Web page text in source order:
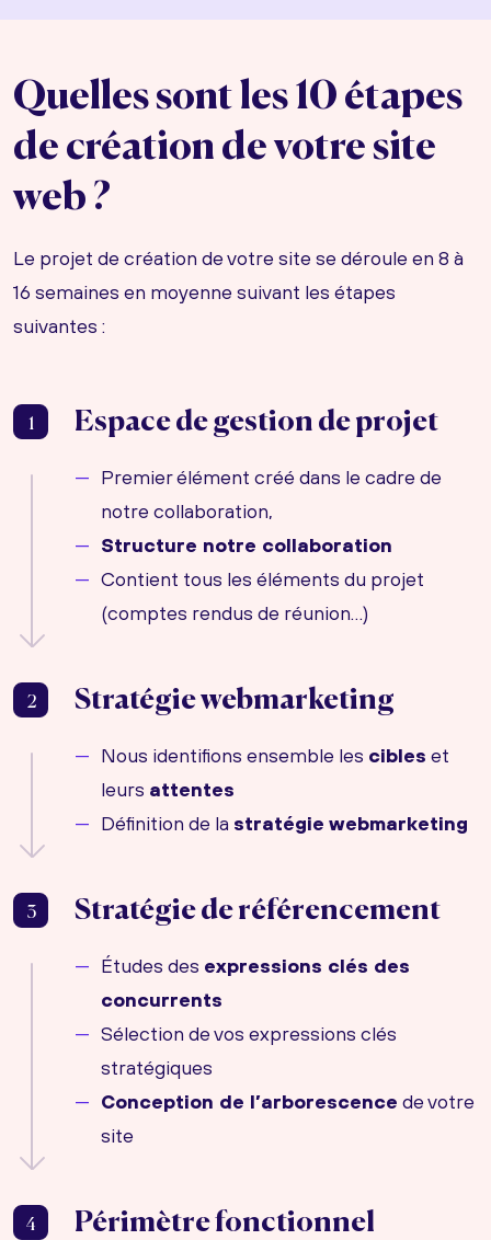
Quelles sont les 10 étapes
de création de votre site
web ?
Le projet de création de votre site se déroule en 8 à
16 semaines en moyenne suivant les étapes
suivantes :
1 Espace de gestion de projet
Premier élément créé dans le cadre de
notre collaboration,
Structure notre collaboration
Contient tous les éléments du projet
(comptes rendus de réunion…)
2 Stratégie webmarketing
Nous identifions ensemble les cibles et
leurs attentes
Définition de la stratégie webmarketing
3 Stratégie de référencement
Études des expressions clés des
concurrents
Sélection de vos expressions clés
stratégiques
Conception de l’arborescence de votre
site
4 Périmètre fonctionnel